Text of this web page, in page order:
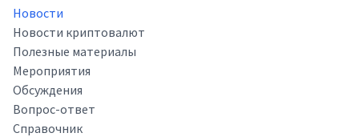
Новости
Новости криптовалют
Полезные материалы
Мероприятия
Обсуждения
Вопрос-ответ
Справочник